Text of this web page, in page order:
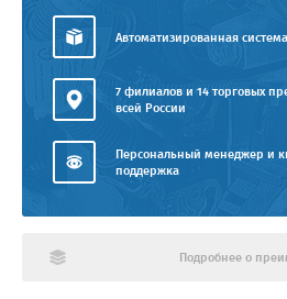
Автоматизированная
7 филиалов и 14 торговых
всей России
Персональный менеджер и
поддержка
Подробнее о